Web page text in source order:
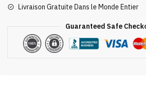
GhibliLivraison Gratuite Dans le Monde Entier
Guaranteed Safe